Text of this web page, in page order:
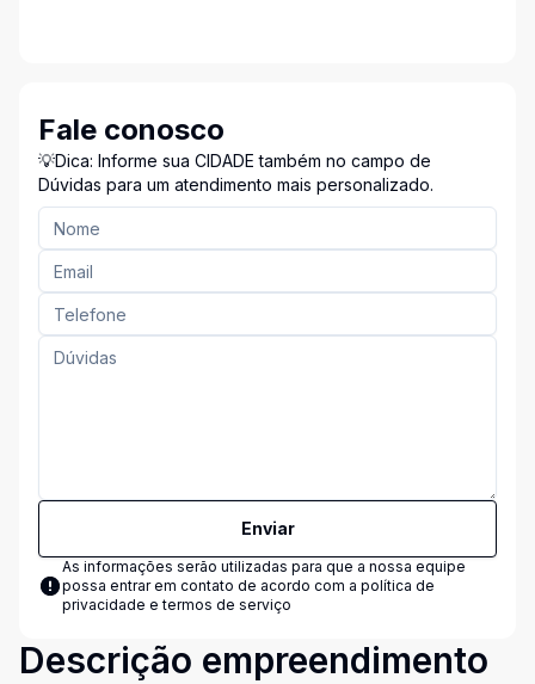
Fale conosco
💡Dica: Informe sua CIDADE também no campo de
Dúvidas para um atendimento mais personalizado.
Enviar
As informações serão utilizadas para que a nossa equipe
possa entrar em contato de acordo com a política de
privacidade e termos de serviço
Descrição empreendimento